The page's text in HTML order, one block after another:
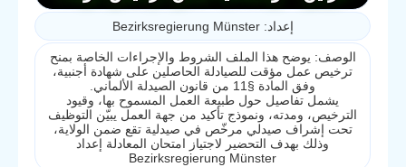
إعداد: Bezirksregierung Münster
الوصف: يوضح هذا الملف الشروط والإجراءات الخاصة بمنح
ترخيص عمل مؤقت للصيادلة الحاصلين على شهادة أجنبية،
وفق المادة §11 من قانون الصيدلة الألماني.
يشمل تفاصيل حول طبيعة العمل المسموح بها، وقيود
الترخيص، ومدته، ونموذج تأكيد من جهة العمل يبيّن التوظيف
تحت إشراف صيدلي مرخّص في صيدلية تقع ضمن الولاية،
وذلك بهدف التحضير لاجتياز امتحان المعادلة إعداد
Bezirksregierung Münster